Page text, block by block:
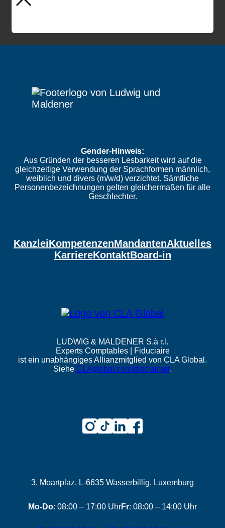
Gender-Hinweis:
Aus Gründen der besseren Lesbarkeit wird auf die
gleichzeitige Verwendung der Sprachformen männlich,
weiblich und divers (m/w/d) verzichtet. Sämtliche
Personenbezeichnungen gelten gleichermaßen für alle
Geschlechter.
KanzleiKompetenzenMandantenAktuelles
KarriereKontaktBoard-in
LUDWIG & MALDENER S.à r.l.
Experts Comptables | Fiduciaire
ist ein unabhängiges Allianzmitglied von CLA Global.
Siehe CLAglobal.com/disclaimer.
3, Moartplaz, L-6635 Wasserbillig, Luxemburg
Mo-Do: 08:00 – 17:00 UhrFr: 08:00 – 14:00 Uhr